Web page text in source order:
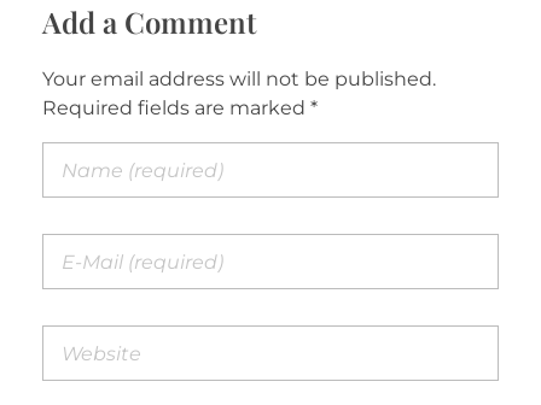
Add a Comment
Your email address will not be published.
Required fields are marked *